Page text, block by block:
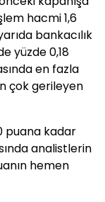
hacmi 1,6
bankacılık
yüzde 0,18
en fazla
çok gerileyen
puana kadar
analistlerin
hemen